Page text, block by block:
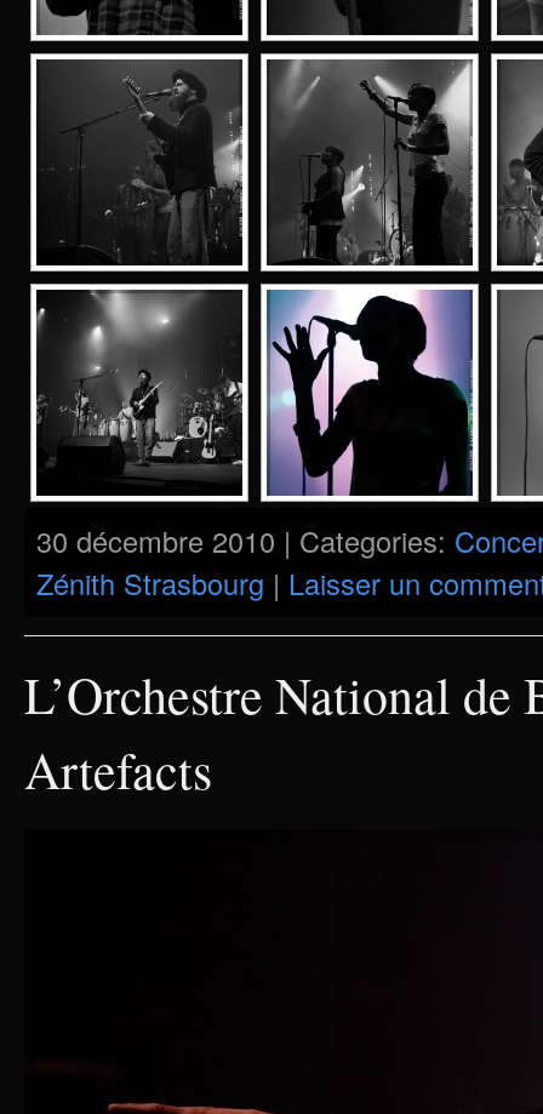
30 décembre 2010 | Categories:
Zénith Strasbourg | Laisser un
L’Orchestre National de
Artefacts